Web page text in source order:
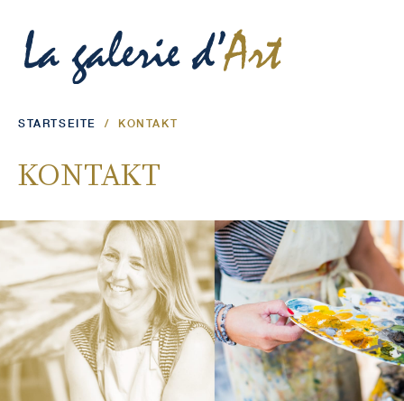
STARTSEITE / KONTAKT
KONTAKT